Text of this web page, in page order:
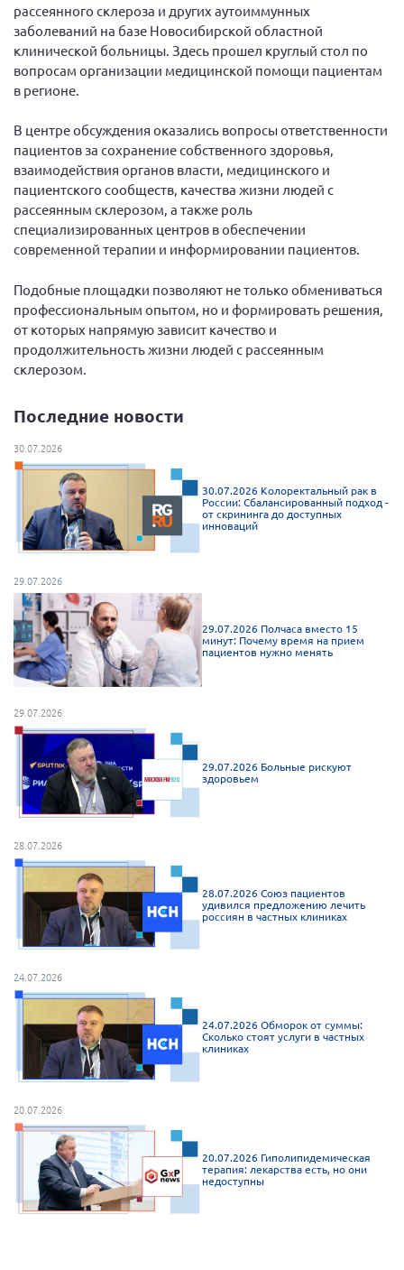
Мурманская область
Нижегородская область
Новгородская область
Омская область
Оренбургская область
Пензенская область
Республика Башкортостан
Республика Бурятия
Республика Калмыкия
Республика Хакасия
Ростовская область
г. Севастополь
Самарская область СОРС
Самарская область ПРИЗМА
Самарская область СГОРС
Свердловская область
Ставропольский край
Сахалинская область
Томская область
Тульская область
Ульяновская область
Челябинская область
Ярославская область
рассеянного склероза и других аутоиммунных
заболеваний на базе Новосибирской областной
клинической больницы. Здесь прошел круглый стол по
вопросам организации медицинской помощи пациентам
в регионе.
В центре обсуждения оказались вопросы ответственности
пациентов за сохранение собственного здоровья,
взаимодействия органов власти, медицинского и
пациентского сообществ, качества жизни людей с
рассеянным склерозом, а также роль
специализированных центров в обеспечении
современной терапии и информировании пациентов.
Подобные площадки позволяют не только обмениваться
профессиональным опытом, но и формировать решения,
от которых напрямую зависит качество и
продолжительность жизни людей с рассеянным
склерозом.
Последние новости
30.07.2026
30.07.2026 Колоректальный рак в
России: Сбалансированный подход -
от скрининга до доступных
инноваций
29.07.2026
29.07.2026 Полчаса вместо 15
минут: Почему время на прием
пациентов нужно менять
29.07.2026
29.07.2026 Больные рискуют
здоровьем
28.07.2026
28.07.2026 Союз пациентов
удивился предложению лечить
россиян в частных клиниках
24.07.2026
24.07.2026 Обморок от суммы:
Сколько стоят услуги в частных
клиниках
20.07.2026
20.07.2026 Гиполипидемическая
терапия: лекарства есть, но они
недоступны